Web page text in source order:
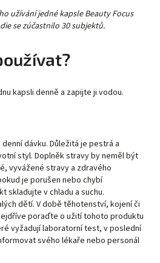
užívání jedné kapsle Beauty Focus
se zúčastnilo 30 subjektů.
kapsli denně a zapijte ji vodou.
dávku. Důležitá je pestrá a
styl. Doplněk stravy by neměl být
vyvážené stravy a zdravého
je porušen nebo chybí
skladujte v chladu a suchu.
dětí. V době těhotenství, kojení či
poraďte o užití tohoto produktu
vyžadují laboratorní test, v poslední
svého lékaře nebo personál